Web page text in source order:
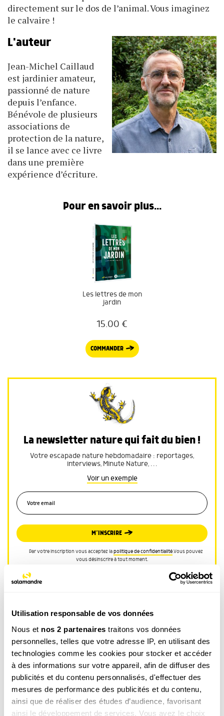
Utilisation responsable de vos données
Nous et nos 2 partenaires traitons vos données
personnelles, telles que votre adresse IP, en utilisant des
technologies comme les cookies pour stocker et accéder
à des informations sur votre appareil, afin de diffuser des
publicités et du contenu personnalisés, d'effectuer des
mesures de performance des publicités et du contenu,
ainsi que de réaliser des études d’audience, favorisant
ainsi le développement de services. Vous avez le choix
directement sur le dos de l’animal. Vous imaginez
le calvaire !
L'auteur
Jean-Michel Caillaud
est jardinier amateur,
passionné de nature
depuis l’enfance.
Bénévole de plusieurs
associations de
protection de la nature,
il se lance avec ce livre
dans une première
expérience d’écriture.
Pour en savoir plus...
Les lettres de mon
jardin
15.00 €
COMMANDER
La newsletter nature qui fait du bien !
Votre escapade nature hebdomadaire : reportages,
interviews, Minute Nature, …
Voir un exemple
M’INSCRIRE
Par votre inscription vous acceptez lapolitique de confidentialité.Vous pouvez
vous désinscrire à tout moment.
CATÉGORIE
COULISSES
TAGS
Mammifère Jardin